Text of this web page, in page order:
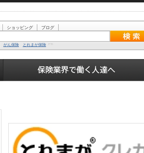
ショッピング ブログ
がん保険 とれまが保険